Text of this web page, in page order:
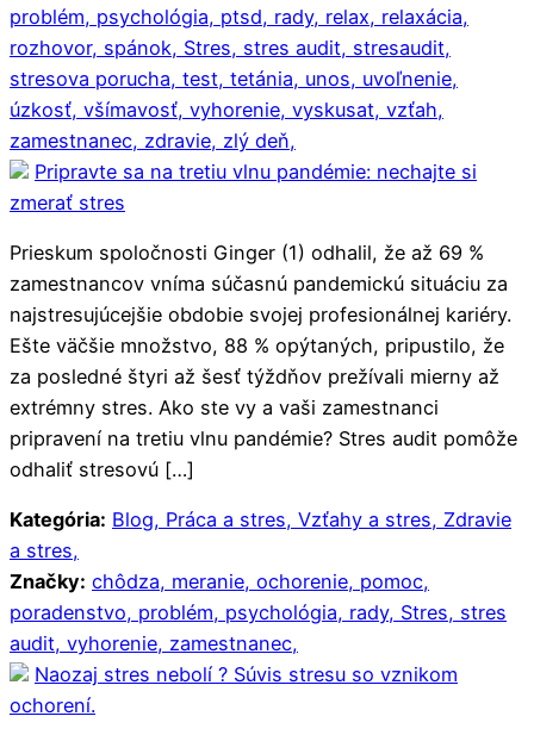
problém, psychológia, ptsd, rady, relax, relaxácia,
rozhovor, spánok, Stres, stres audit, stresaudit,
stresova porucha, test, tetánia, unos, uvoľnenie,
úzkosť, všímavosť, vyhorenie, vyskusat, vzťah,
zamestnanec, zdravie, zlý deň,
Pripravte sa na tretiu vlnu pandémie: nechajte si
zmerať stres
Prieskum spoločnosti Ginger (1) odhalil, že až 69 %
zamestnancov vníma súčasnú pandemickú situáciu za
najstresujúcejšie obdobie svojej profesionálnej kariéry.
Ešte väčšie množstvo, 88 % opýtaných, pripustilo, že
za posledné štyri až šesť týždňov prežívali mierny až
extrémny stres. Ako ste vy a vaši zamestnanci
pripravení na tretiu vlnu pandémie? Stres audit pomôže
odhaliť stresovú […]
Kategória: Blog, Práca a stres, Vzťahy a stres, Zdravie
a stres,
Značky: chôdza, meranie, ochorenie, pomoc,
poradenstvo, problém, psychológia, rady, Stres, stres
audit, vyhorenie, zamestnanec,
Naozaj stres nebolí ? Súvis stresu so vznikom
ochorení.